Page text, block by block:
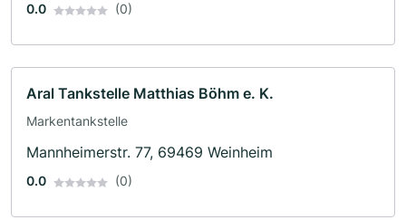
0.0 (0)
Aral Tankstelle Matthias Böhm e. K.
Markentankstelle
Mannheimerstr. 77, 69469 Weinheim
0.0 (0)